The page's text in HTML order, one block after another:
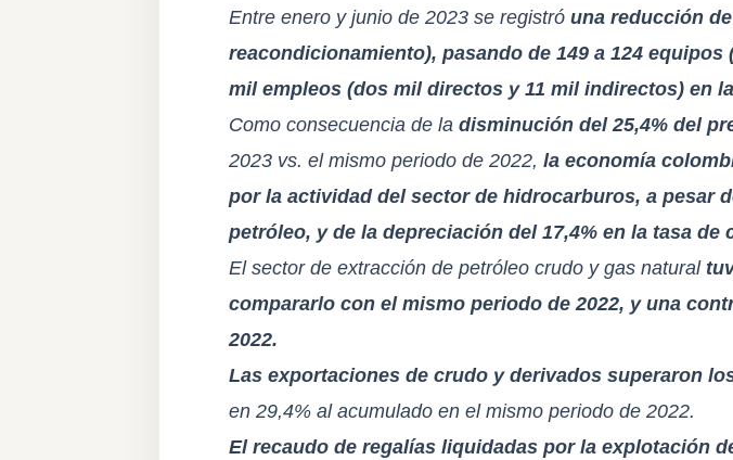
Entre enero y junio de 2023 se registró una reducción
reacondicionamiento), pasando de 149 a 124 equipos
mil empleos (dos mil directos y 11 mil indirectos) en
Como consecuencia de la disminución del 25,4% del
2023 vs. el mismo periodo de 2022, la economía
por la actividad del sector de hidrocarburos, a pesar
petróleo, y de la depreciación del 17,4% en la tasa de
El sector de extracción de petróleo crudo y gas natural
compararlo con el mismo periodo de 2022, y una
2022.
Las exportaciones de crudo y derivados superaron
en 29,4% al acumulado en el mismo periodo de 2022.
El recaudo de regalías liquidadas por la explotación